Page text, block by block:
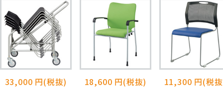
33,000 円(税抜) 18,600 円(税抜) 11,300 円(税